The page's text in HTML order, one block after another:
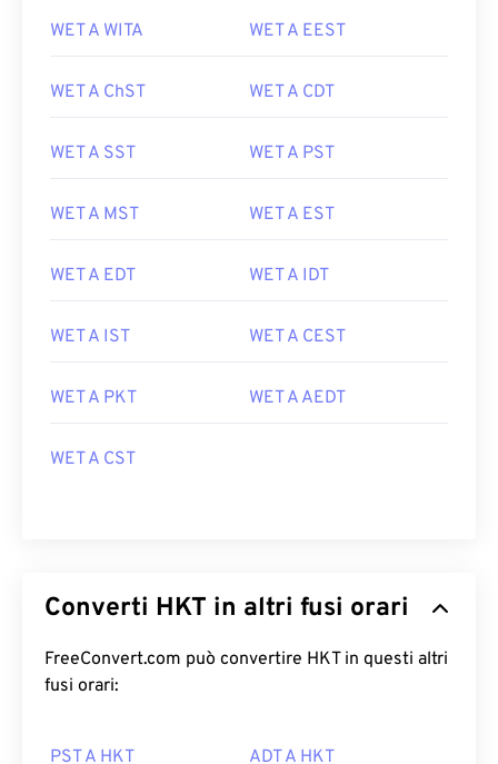
WET A WITA WET A EEST
WET A ChST WET A CDT
WET A SST WET A PST
WET A MST WET A EST
WET A EDT WET A IDT
WET A IST WET A CEST
WET A PKT WET A AEDT
WET A CST
Converti HKT in altri fusi orari
FreeConvert.com può convertire HKT in questi altri
fusi orari:
PST A HKT ADT A HKT